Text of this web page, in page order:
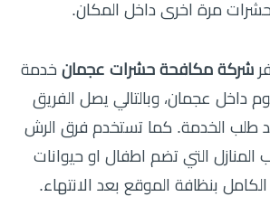
مرة اخرى داخل المكان.
شركة مكافحة حشرات عجمان خدمة
داخل عجمان، وبالتالي يصل الفريق
طلب الخدمة. كما تستخدم فرق الرش
التي تضم اطفال او حيوانات
الكامل بنظافة الموقع بعد الانتهاء.